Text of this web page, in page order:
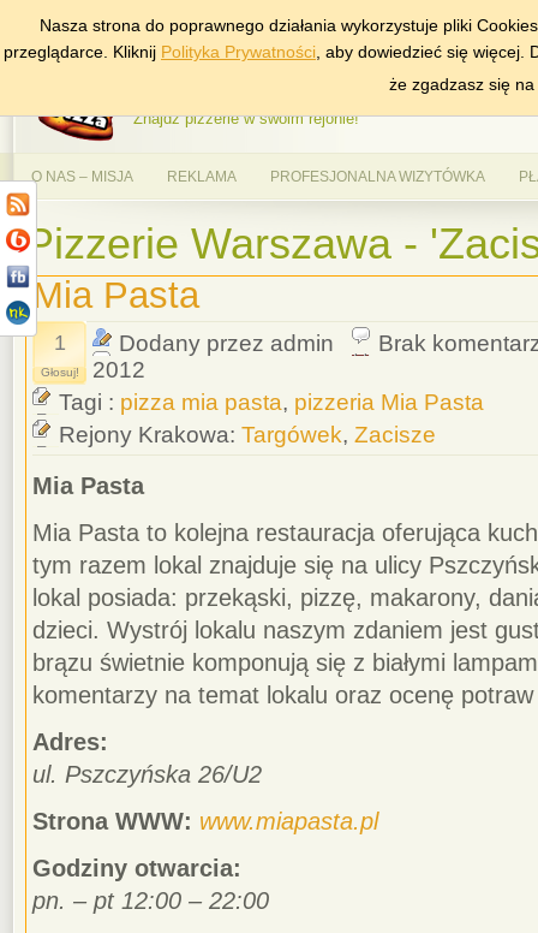
DODAJ NAS DO ULUBIONYCH ZNAJDŹ
AlePizza.com –
Znajdź pizzerie w swoim rejonie!
O NAS – MISJA REKLAMA PROFESJONALNA WIZYTÓWKA
Pizzerie Warszawa -
Mia Pasta
1
Głosuj!
Dodany przez admin
Brak
2012
Tagi : pizza mia pasta, pizzeria Mia Pasta
Rejony Krakowa: Targówek, Zacisze
Mia Pasta
Mia Pasta to kolejna restauracja oferująca
tym razem lokal znajduje się na ulicy
lokal posiada: przekąski, pizzę, makarony,
dzieci. Wystrój lokalu naszym zdaniem jest
brązu świetnie komponują się z białymi
komentarzy na temat lokalu oraz ocenę
Adres:
ul. Pszczyńska 26/U2
Strona WWW: www.miapasta.pl
Godziny otwarcia:
pn. – pt 12:00 – 22:00
Nasza strona do poprawnego działania wykorzystuje pliki
przeglądarce. Kliknij Polityka Prywatności , aby dowiedzieć się
że zgadzasz się